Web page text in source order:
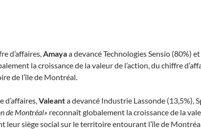
d’affaires,Amayaa devancé Technologies Sensio (80%)
la croissance de la valeur de l’action, du chiffre
de l’île de Montréal.
d’affaires,Valeanta devancé Industrie Lassonde (13,5%),
de Montréal» reconnaît globalement la croissance de la
leur siège social sur le territoire entourant l’île de